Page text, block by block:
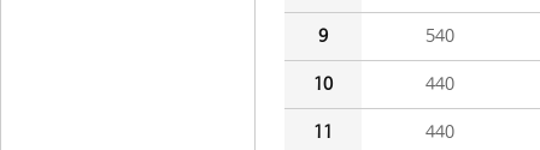
9 540
10 440
11 440